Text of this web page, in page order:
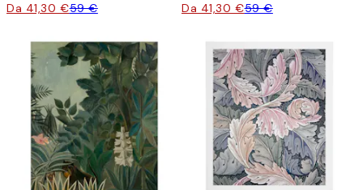
Da 41,30 €59 € Da 41,30 €59 €